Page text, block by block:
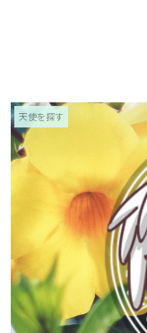
天使を探す